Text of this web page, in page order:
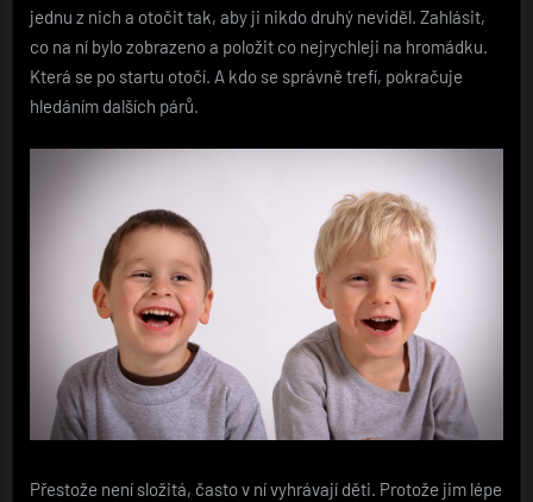
jednu z nich a otočit tak, aby ji nikdo druhý neviděl. Zahlásit,
co na ní bylo zobrazeno a položit co nejrychleji na hromádku.
Která se po startu otočí. A kdo se správně trefí, pokračuje
hledáním dalších párů.
Přestože není složitá, často v ní vyhrávají děti. Protože jim lépe